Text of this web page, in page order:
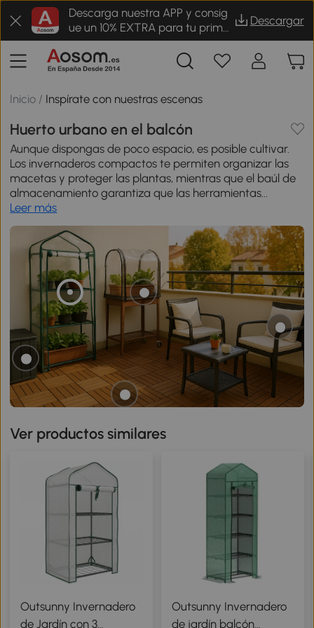
Descarga nuestra APP y consig
ue un 10% EXTRA para tu prime
r pedido
Descargar
Inicio / Inspírate con nuestras escenas
Huerto urbano en el balcón
Aunque dispongas de poco espacio, es posible cultivar.
Los invernaderos compactos te permiten organizar las
macetas y proteger las plantas, mientras que el baúl de
almacenamiento garantiza que las herramientas...
Leer más
Ver productos similares
Outsunny Invernadero
de Jardín con 3
Outsunny Invernadero
de jardín balcón